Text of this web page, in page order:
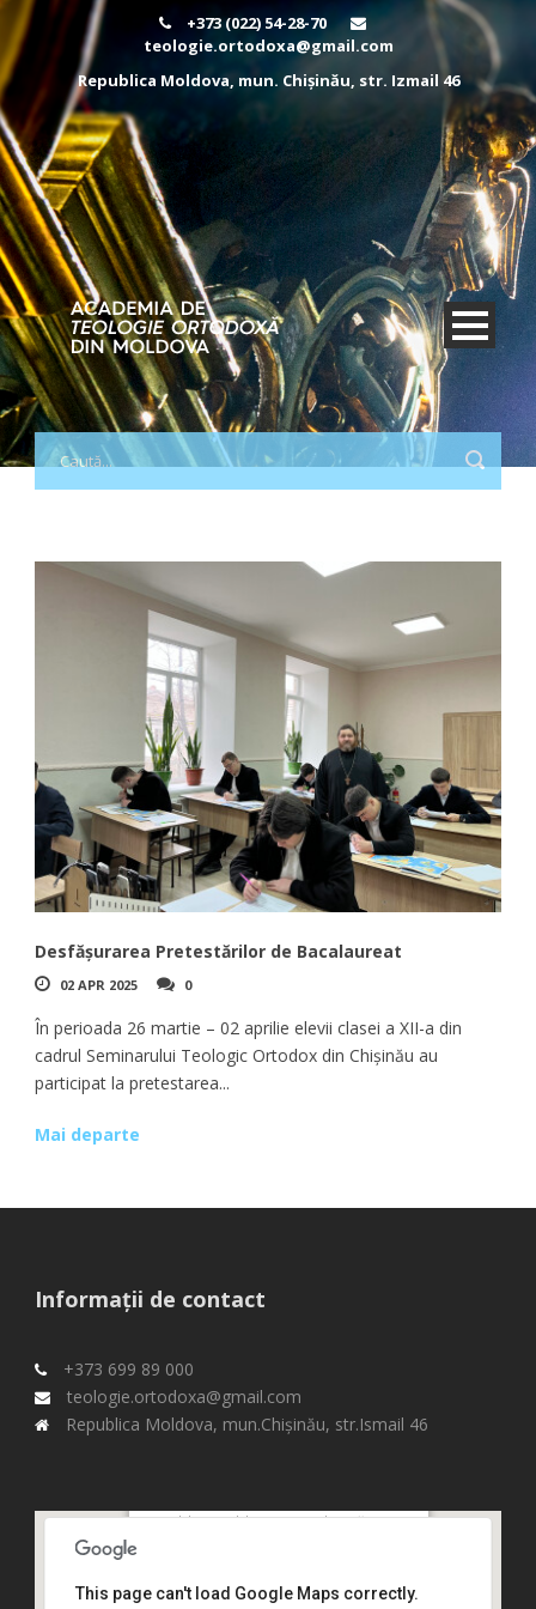
+373 (022) 54-28-70
teologie.ortodoxa@gmail.com
Republica Moldova, mun. Chișinău, str. Izmail 46
Desfășurarea Pretestărilor de Bacalaureat
02 APR 2025 0
În perioada 26 martie – 02 aprilie elevii clasei a XII-a din
cadrul Seminarului Teologic Ortodox din Chișinău au
participat la pretestarea...
Mai departe
Informații de contact
+373 699 89 000
teologie.ortodoxa@gmail.com
Republica Moldova, mun.Chişinău, str.Ismail 46
Republica Moldova, mun.Chişinău,
This page can't load Google Maps correctly.